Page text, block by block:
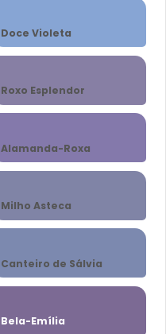
Doce Violeta
Roxo Esplendor
Alamanda-Roxa
Milho Asteca
Canteiro de Sálvia
Bela-Emília